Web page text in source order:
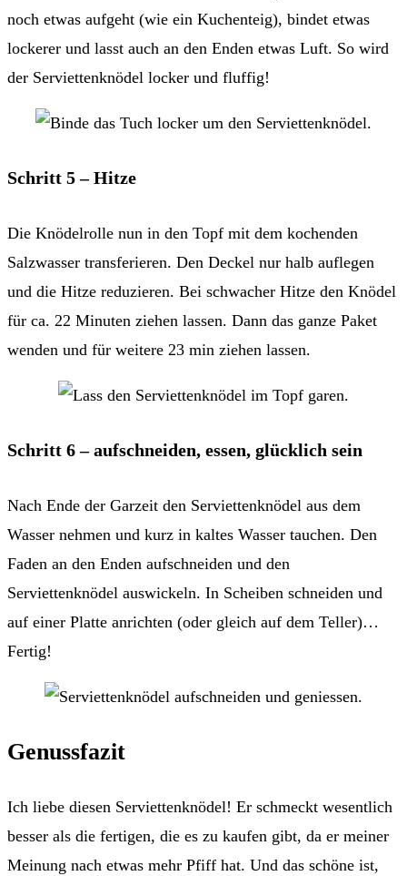
noch etwas aufgeht (wie ein Kuchenteig), bindet etwas
lockerer und lasst auch an den Enden etwas Luft. So wird
der Serviettenknödel locker und fluffig!
Schritt 5 – Hitze
Die Knödelrolle nun in den Topf mit dem kochenden
Salzwasser transferieren. Den Deckel nur halb auflegen
und die Hitze reduzieren. Bei schwacher Hitze den Knödel
für ca. 22 Minuten ziehen lassen. Dann das ganze Paket
wenden und für weitere 23 min ziehen lassen.
Schritt 6 – aufschneiden, essen, glücklich sein
Nach Ende der Garzeit den Serviettenknödel aus dem
Wasser nehmen und kurz in kaltes Wasser tauchen. Den
Faden an den Enden aufschneiden und den
Serviettenknödel auswickeln. In Scheiben schneiden und
auf einer Platte anrichten (oder gleich auf dem Teller)…
Fertig!
Genussfazit
Ich liebe diesen Serviettenknödel! Er schmeckt wesentlich
besser als die fertigen, die es zu kaufen gibt, da er meiner
Meinung nach etwas mehr Pfiff hat. Und das schöne ist,